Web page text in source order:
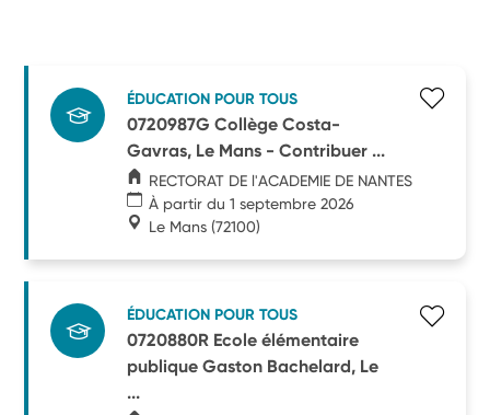
ÉDUCATION POUR TOUS
0720987G Collège Costa-
Gavras, Le Mans - Contribuer ...
RECTORAT DE l'ACADEMIE DE NANTES
À partir du 1 septembre 2026
Le Mans (72100)
ÉDUCATION POUR TOUS
0720880R Ecole élémentaire
publique Gaston Bachelard, Le
...